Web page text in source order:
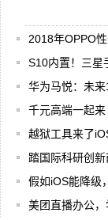
2018年OPPO
S10内置！三星
华为马悦：未
千元高端一起
越狱工具来了
踏国际科研创
假如iOS能降级
美团直播办公